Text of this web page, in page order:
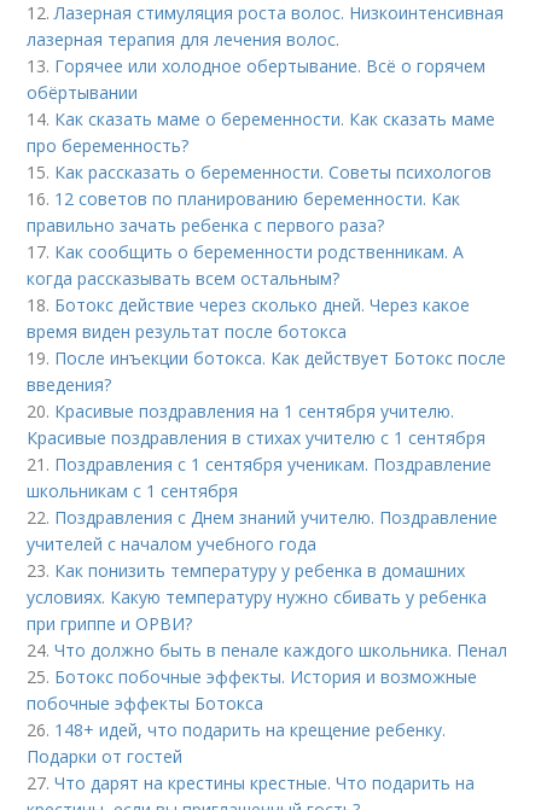
12.Лазерная стимуляция роста волос. Низкоинтенсивная
лазерная терапия для лечения волос.
13. Горячее или холодное обертывание. Всё о горячем
обёртывании
14. Как сказать маме о беременности. Как сказать маме
про беременность?
15. Как рассказать о беременности. Советы психологов
16. 12 советов по планированию беременности. Как
правильно зачать ребенка с первого раза?
17. Как сообщить о беременности родственникам. А
когда рассказывать всем остальным?
18. Ботокс действие через сколько дней. Через какое
время виден результат после ботокса
19. После инъекции ботокса. Как действует Ботокс после
введения?
20. Красивые поздравления на 1 сентября учителю.
Красивые поздравления в стихах учителю с 1 сентября
21. Поздравления с 1 сентября ученикам. Поздравление
школьникам с 1 сентября
22. Поздравления с Днем знаний учителю. Поздравление
учителей с началом учебного года
23. Как понизить температуру у ребенка в домашних
условиях. Какую температуру нужно сбивать у ребенка
при гриппе и ОРВИ?
24.Что должно быть в пенале каждого школьника. Пенал
25. Ботокс побочные эффекты. История и возможные
побочные эффекты Ботокса
26. 148+ идей, что подарить на крещение ребенку.
Подарки от гостей
27.Что дарят на крестины крестные. Что подарить на